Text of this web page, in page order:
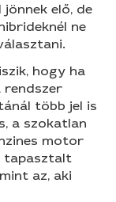
elő, de
ne
hogy ha
rendszer
több jel is
a szokatlan
motor
tapasztalt
az, aki